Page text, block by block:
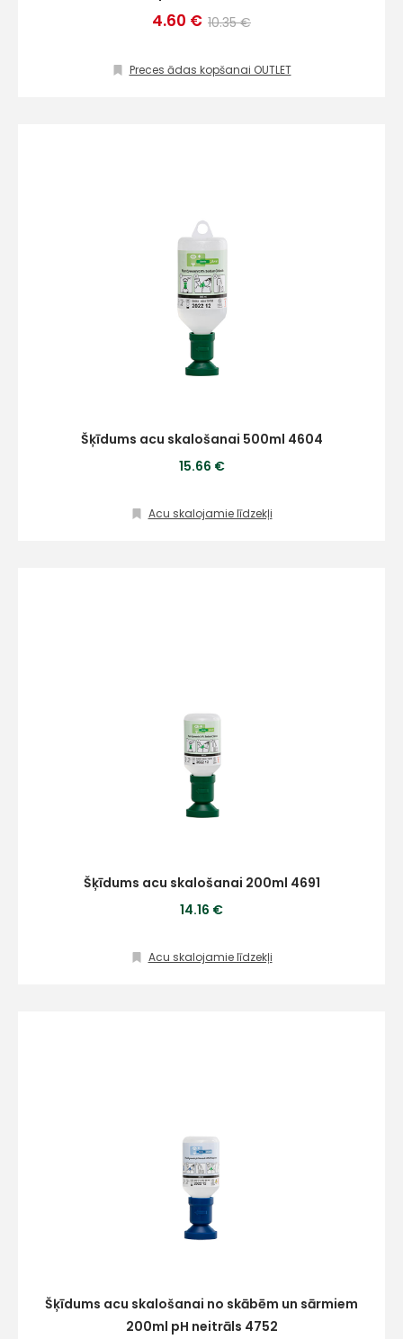
4.60 € 10.35 €
Preces ādas kopšanai OUTLET
Šķīdums acu skalošanai 500ml 4604
15.66 €
Acu skalojamie līdzekļi
Šķīdums acu skalošanai 200ml 4691
14.16 €
Acu skalojamie līdzekļi
Šķīdums acu skalošanai no skābēm un sārmiem
200ml pH neitrāls 4752